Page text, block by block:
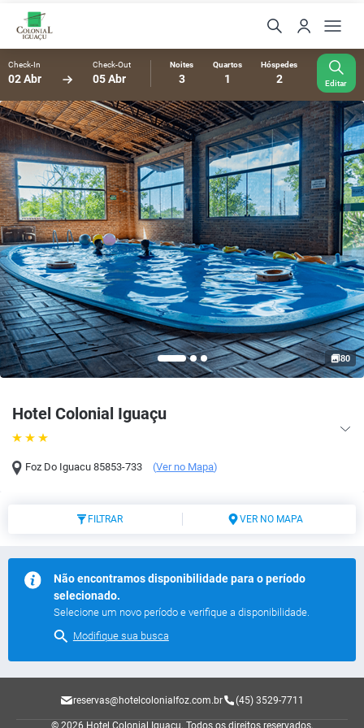
Check-In
02 Abr
Check-Out
05 Abr
Noites
3
Quartos
1
Hóspedes
2 Editar
Hotel Colonial Iguaçu
Foz Do Iguacu 85853-733 (Ver no Mapa)
80
FILTRAR VER NO MAPA
Não encontramos disponibilidade para o período
selecionado.
Selecione um novo período e verifique a disponibilidade.
Modifique sua busca
reservas@hotelcolonialfoz.com.br (45) 3529-7711
© 2026 Hotel Colonial Iguaçu. Todos os direitos reservados.